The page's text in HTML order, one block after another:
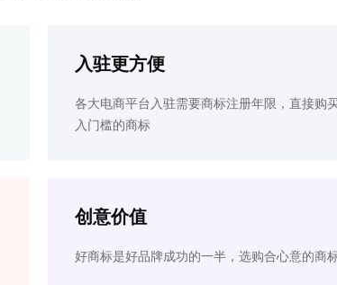
入驻更方便
各大电商平台入驻需要商标注册年限，直接购
入门槛的商标
创意价值
好商标是好品牌成功的一半，选购合心意的商